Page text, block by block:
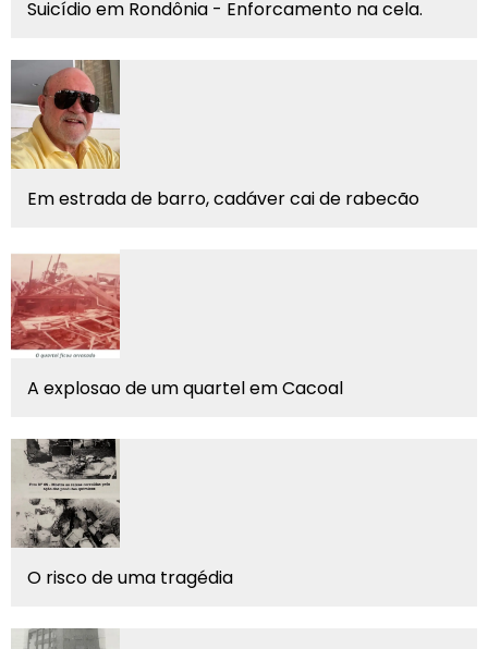
Suicídio em Rondônia - Enforcamento na cela.
Em estrada de barro, cadáver cai de rabecão
A explosao de um quartel em Cacoal
O risco de uma tragédia